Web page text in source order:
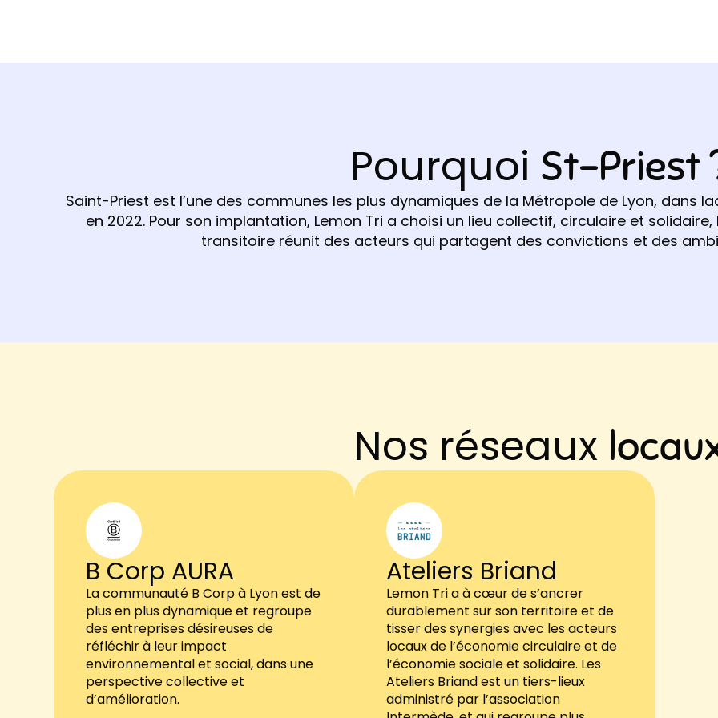
Pourquoi St-Priest
Saint-Priest est l’une des communes les plus dynamiques de la Métropole de Lyon, dans
en 2022. Pour son implantation, Lemon Tri a choisi un lieu collectif, circulaire et solidaire,
transitoire réunit des acteurs qui partagent des convictions et des
Nos réseaux
B Corp AURA
La communauté B Corp à Lyon est de
plus en plus dynamique et regroupe
des entreprises désireuses de
réfléchir à leur impact
environnemental et social, dans une
perspective collective et
d’amélioration.
Ateliers Briand
Lemon Tri a à cœur de s’ancrer
durablement sur son territoire et de
tisser des synergies avec les acteurs
locaux de l’économie circulaire et de
l’économie sociale et solidaire. Les
Ateliers Briand est un tiers-lieux
administré par l’association